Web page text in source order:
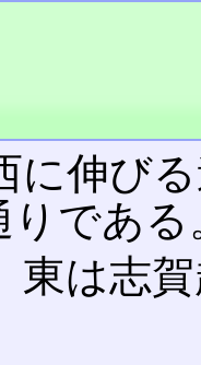
に伸び
りである
東は志